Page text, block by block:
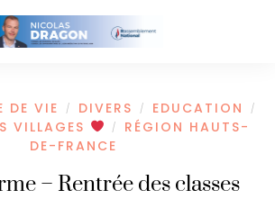
DE VIE / DIVERS / EDUCATION /
VILLAGES /
RÉGION HAUTS-
DE-FRANCE
– Rentrée des classes